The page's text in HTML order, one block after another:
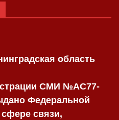
область
СМИ №AC77-
Федеральной
связи,